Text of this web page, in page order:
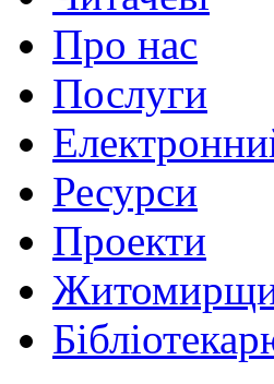
Про нас
Послуги
Ресурси
Проекти